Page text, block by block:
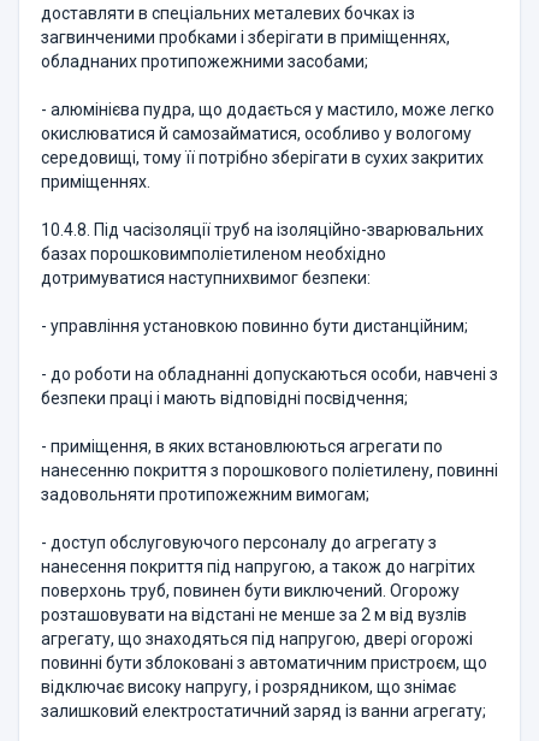
доставляти в спеціальних металевих бочках із
загвинченими пробками і зберігати в приміщеннях,
обладнаних протипожежними засобами;
- алюмінієва пудра, що додається у мастило, може легко
окислюватися й самозайматися, особливо у вологому
середовищі, тому її потрібно зберігати в сухих закритих
приміщеннях.
10.4.8. Під часізоляції труб на ізоляційно-зварювальних
базах порошковимполіетиленом необхідно
дотримуватися наступнихвимог безпеки:
- управління установкою повинно бути дистанційним;
- до роботи на обладнанні допускаються особи, навчені з
безпеки праці і мають відповідні посвідчення;
- приміщення, в яких встановлюються агрегати по
нанесенню покриття з порошкового поліетилену, повинні
задовольняти протипожежним вимогам;
- доступ обслуговуючого персоналу до агрегату з
нанесення покриття під напругою, а також до нагрітих
поверхонь труб, повинен бути виключений. Огорожу
розташовувати на відстані не менше за 2 м від вузлів
агрегату, що знаходяться під напругою, двері огорожі
повинні бути зблоковані з автоматичним пристроєм, що
відключає високу напругу, і розрядником, що знімає
залишковий електростатичний заряд із ванни агрегату;